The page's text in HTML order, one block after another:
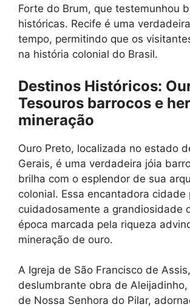
Forte do Brum, que testemunhou
históricas. Recife é uma
tempo, permitindo que os
na história colonial do Brasil.
Destinos Históricos:
Tesouros barrocos e
mineração
Ouro Preto, localizada no estado
Gerais, é uma verdadeira jóia
brilha com o esplendor de sua
colonial. Essa encantadora cidade
cuidadosamente a grandiosidade
época marcada pela riqueza
mineração de ouro.
A Igreja de São Francisco de
deslumbrante obra de
de Nossa Senhora do Pilar,